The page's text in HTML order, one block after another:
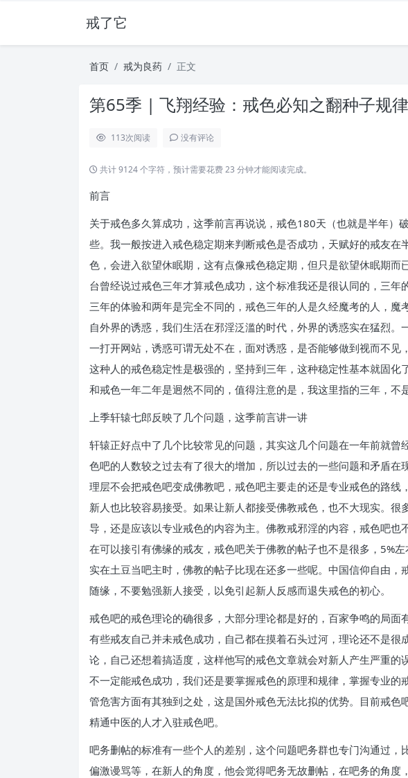
戒了它
首页 戒为良药 正文
第65季 | 飞翔经验：戒色必知之翻种子规
113次阅读 没有评论
共计 9124 个字符，预计需要花费 23 分钟才能阅读完成。
前言
关于戒色多久算成功，这季前言再说说，戒色180天（也就是半年
些。我一般按进入戒色稳定期来判断戒色是否成功，天赋好的戒友
色，会进入欲望休眠期，这有点像戒色稳定期，但只是欲望休眠期
台曾经说过戒色三年才算戒色成功，这个标准我还是很认同的，三
三年的体验和两年是完全不同的，戒色三年的人是久经魔考的人，
自外界的诱惑，我们生活在邪淫泛滥的时代，外界的诱惑实在猛烈
一打开网站，诱惑可谓无处不在，面对诱惑，是否能够做到视而不
这种人的戒色稳定性是极强的，坚持到三年，这种稳定性基本就固
和戒色一年二年是迥然不同的，值得注意的是，我这里指的三年，不
上季轩辕七郎反映了几个问题，这季前言讲一讲
轩辕正好点中了几个比较常见的问题，其实这几个问题在一年前就
色吧的人数较之过去有了很大的增加，所以过去的一些问题和矛盾
理层不会把戒色吧变成佛教吧，戒色吧主要走的还是专业戒色的路
新人也比较容易接受。如果让新人都接受佛教戒色，也不大现实。
导，还是应该以专业戒色的内容为主。佛教戒邪淫的内容，戒色吧
在可以接引有佛缘的戒友，戒色吧关于佛教的帖子也不是很多，5%
实在土豆当吧主时，佛教的帖子比现在还多一些呢。中国信仰自由
随缘，不要勉强新人接受，以免引起新人反感而退失戒色的初心。
戒色吧的戒色理论的确很多，大部分理论都是好的，百家争鸣的局
有些戒友自己并未戒色成功，自己都在摸着石头过河，理论还不是
论，自己还想着搞适度，这样他写的戒色文章就会对新人产生严重
不一定能戒色成功，我们还是要掌握戒色的原理和规律，掌握专业
管危害方面有其独到之处，这是国外戒色无法比拟的优势。目前戒
精通中医的人才入驻戒色吧。
吧务删帖的标准有一些个人的差别，这个问题吧务群也专门沟通过
偏激谩骂等，在新人的角度，他会觉得吧务无故删帖，在吧务的角